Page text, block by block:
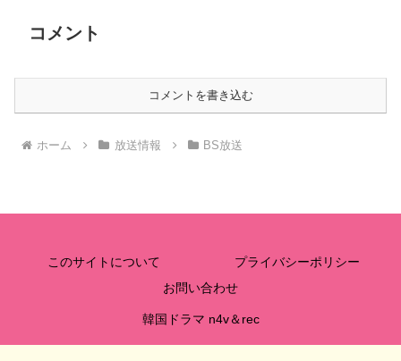
コメント
コメントを書き込む
ホーム 放送情報 BS放送
このサイトについて
プライバシーポリシー
お問い合わせ
韓国ドラマ n4v＆rec